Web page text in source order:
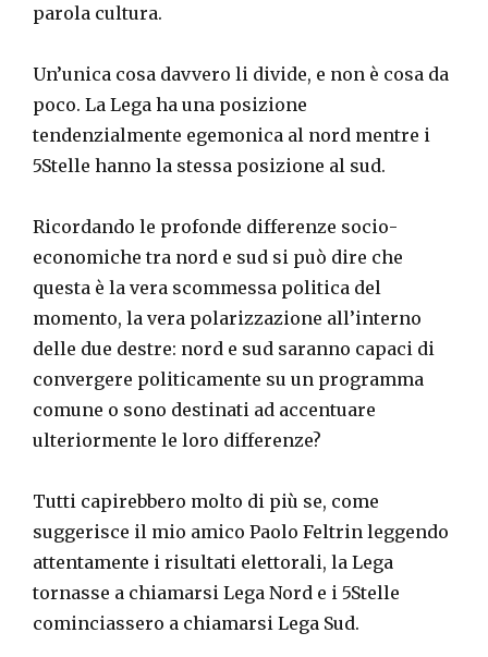
parola cultura.
Un’unica cosa davvero li divide, e non è cosa da
poco. La Lega ha una posizione
tendenzialmente egemonica al nord mentre i
5Stelle hanno la stessa posizione al sud.
Ricordando le profonde differenze socio-
economiche tra nord e sud si può dire che
questa è la vera scommessa politica del
momento, la vera polarizzazione all’interno
delle due destre: nord e sud saranno capaci di
convergere politicamente su un programma
comune o sono destinati ad accentuare
ulteriormente le loro differenze?
Tutti capirebbero molto di più se, come
suggerisce il mio amico Paolo Feltrin leggendo
attentamente i risultati elettorali, la Lega
tornasse a chiamarsi Lega Nord e i 5Stelle
cominciassero a chiamarsi Lega Sud.